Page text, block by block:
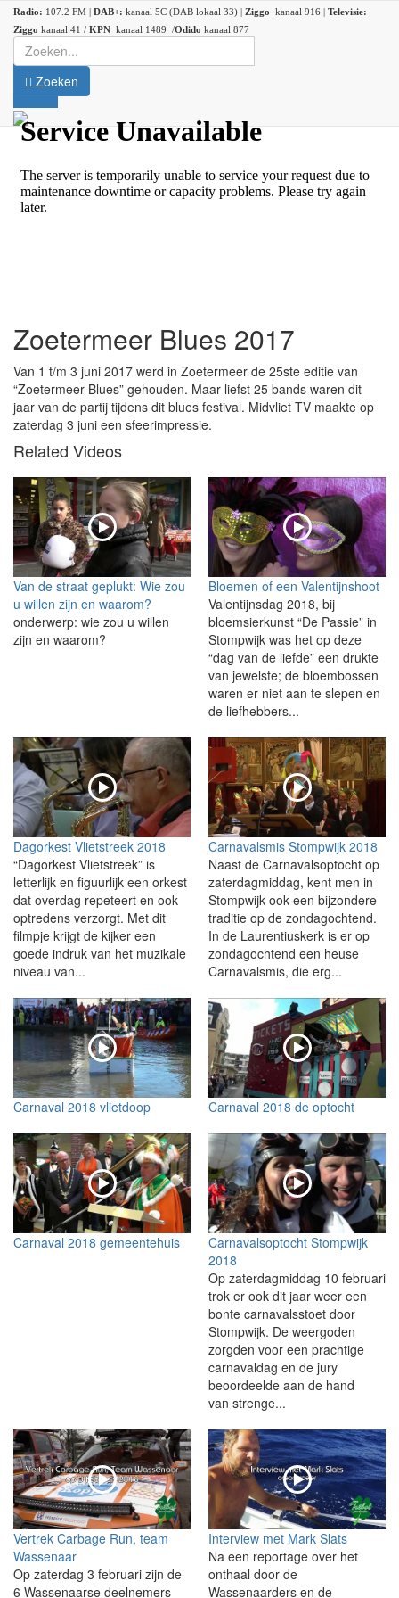
Radio: 107.2 FM | DAB+: kanaal 5C (DAB lokaal 33) | Ziggo kanaal 916 | Televisie:
Ziggo kanaal 41 / KPN kanaal 1489 /Odido kanaal 877
Zoeken
Zoetermeer Blues 2017
Van 1 t/m 3 juni 2017 werd in Zoetermeer de 25ste editie van
“Zoetermeer Blues” gehouden. Maar liefst 25 bands waren dit
jaar van de partij tijdens dit blues festival. Midvliet TV maakte op
zaterdag 3 juni een sfeerimpressie.
Related Videos
Van de straat geplukt: Wie zou
u willen zijn en waarom?
onderwerp: wie zou u willen
zijn en waarom?
Bloemen of een Valentijnshoot
Valentijnsdag 2018, bij
bloemsierkunst “De Passie” in
Stompwijk was het op deze
“dag van de liefde” een drukte
van jewelste; de bloembossen
waren er niet aan te slepen en
de liefhebbers...
Dagorkest Vlietstreek 2018
“Dagorkest Vlietstreek” is
letterlijk en figuurlijk een orkest
dat overdag repeteert en ook
optredens verzorgt. Met dit
filmpje krijgt de kijker een
goede indruk van het muzikale
niveau van...
Carnavalsmis Stompwijk 2018
Naast de Carnavalsoptocht op
zaterdagmiddag, kent men in
Stompwijk ook een bijzondere
traditie op de zondagochtend.
In de Laurentiuskerk is er op
zondagochtend een heuse
Carnavalsmis, die erg...
Carnaval 2018 vlietdoop Carnaval 2018 de optocht
Carnaval 2018 gemeentehuis
Carnavalsoptocht Stompwijk
2018
Op zaterdagmiddag 10 februari
trok er ook dit jaar weer een
bonte carnavalsstoet door
Stompwijk. De weergoden
zorgden voor een prachtige
carnavaldag en de jury
beoordeelde aan de hand
van strenge...
Vertrek Carbage Run, team
Wassenaar
Op zaterdag 3 februari zijn de
6 Wassenaarse deelnemers
Interview met Mark Slats
Na een reportage over het
onthaal door de
Wassenaarders en de